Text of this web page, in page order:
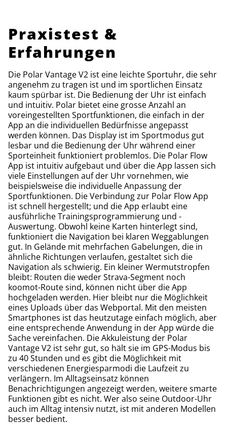
Praxistest &
Erfahrungen
Die Polar Vantage V2 ist eine leichte Sportuhr, die sehr
angenehm zu tragen ist und im sportlichen Einsatz
kaum spürbar ist. Die Bedienung der Uhr ist einfach
und intuitiv. Polar bietet eine grosse Anzahl an
voreingestellten Sportfunktionen, die einfach in der
App an die individuellen Bedürfnisse angepasst
werden können. Das Display ist im Sportmodus gut
lesbar und die Bedienung der Uhr während einer
Sporteinheit funktioniert problemlos. Die Polar Flow
App ist intuitiv aufgebaut und über die App lassen sich
viele Einstellungen auf der Uhr vornehmen, wie
beispielsweise die individuelle Anpassung der
Sportfunktionen. Die Verbindung zur Polar Flow App
ist schnell hergestellt; und die App erlaubt eine
ausführliche Trainingsprogrammierung und -
Auswertung. Obwohl keine Karten hinterlegt sind,
funktioniert die Navigation bei klaren Weggablungen
gut. In Gelände mit mehrfachen Gabelungen, die in
ähnliche Richtungen verlaufen, gestaltet sich die
Navigation als schwierig. Ein kleiner Wermutstropfen
bleibt: Routen die weder Strava-Segment noch
koomot-Route sind, können nicht über die App
hochgeladen werden. Hier bleibt nur die Möglichkeit
eines Uploads über das Webportal. Mit den meisten
Smartphones ist das heutzutage einfach möglich, aber
eine entsprechende Anwendung in der App würde die
Sache vereinfachen. Die Akkuleistung der Polar
Vantage V2 ist sehr gut, so hält sie im GPS-Modus bis
zu 40 Stunden und es gibt die Möglichkeit mit
verschiedenen Energiesparmodi die Laufzeit zu
verlängern. Im Alltagseinsatz können
Benachrichtigungen angezeigt werden, weitere smarte
Funktionen gibt es nicht. Wer also seine Outdoor-Uhr
auch im Alltag intensiv nutzt, ist mit anderen Modellen
besser bedient.